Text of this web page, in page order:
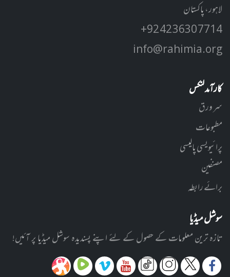
لاہور، پاکستان
+92 42 3630 7714
info@rahimia.org
کارآمد لنکس
سر ورق
مطبوعات
پرائیویسی پالیسی
مصنفین
برائے رابطہ
سوشل میڈیا
تازہ ترین معلومات کے حصول کے لئے اپنے پسندیدہ سوشل میڈیا پر آئیں!